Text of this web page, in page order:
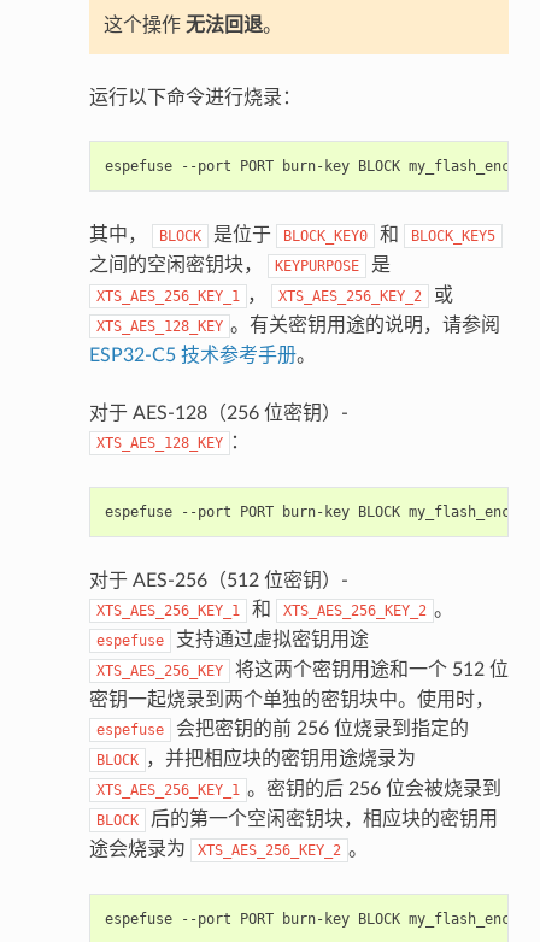
这个操作 无法回退。
运行以下命令进行烧录：
espefuse --port PORT burn-key BLOCK
其中， BLOCK 是位于 BLOCK_KEY0 和 BLOCK_KEY5
之间的空闲密钥块， KEYPURPOSE 是
XTS_AES_256_KEY_1 ， XTS_AES_256_KEY_2 或
XTS_AES_128_KEY 。有关密钥用途的说明，请参阅
ESP32-C5 技术参考手册。
对于 AES-128（256 位密钥）-
XTS_AES_128_KEY ：
espefuse --port PORT burn-key BLOCK
对于 AES-256（512 位密钥）-
XTS_AES_256_KEY_1 和 XTS_AES_256_KEY_2 。
espefuse 支持通过虚拟密钥用途
XTS_AES_256_KEY
将这两个密钥用途和一个 512 位
密钥一起烧录到两个单独的密钥块中。使用时，
espefuse 会把密钥的前 256 位烧录到指定的
BLOCK ，并把相应块的密钥用途烧录为
XTS_AES_256_KEY_1 。密钥的后 256 位会被烧录到
BLOCK
后的第一个空闲密钥块，相应块的密钥用
途会烧录为
XTS_AES_256_KEY_2 。
espefuse --port PORT burn-key BLOCK